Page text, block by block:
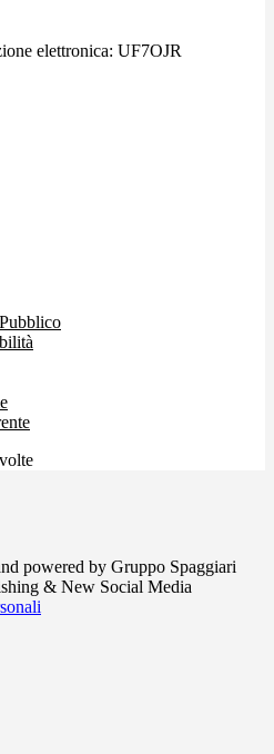
elettronica: UF7OJR
volte
powered by Gruppo Spaggiari
& New Social Media